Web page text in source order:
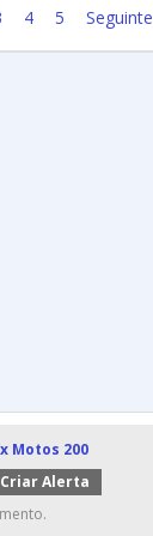
4 5 Seguinte
Motos 200